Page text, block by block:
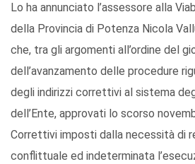
Lo ha annunciato l’assessore alla
della Provincia di Potenza Nicola
che, tra gli argomenti all’ordine del
dell’avanzamento delle procedure
degli indirizzi correttivi al sistema
dell’Ente, approvati lo scorso
Correttivi imposti dalla necessità di
conflittuale ed indeterminata